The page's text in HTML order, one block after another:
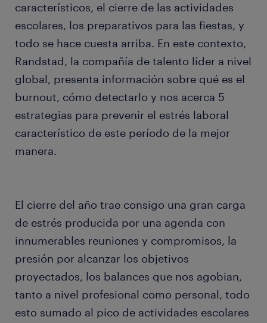
característicos, el cierre de las actividades
escolares, los preparativos para las fiestas, y
todo se hace cuesta arriba. En este contexto,
Randstad, la compañía de talento líder a nivel
global, presenta información sobre qué es el
burnout, cómo detectarlo y nos acerca 5
estrategias para prevenir el estrés laboral
característico de este período de la mejor
manera.
El cierre del año trae consigo una gran carga
de estrés producida por una agenda con
innumerables reuniones y compromisos, la
presión por alcanzar los objetivos
proyectados, los balances que nos agobian,
tanto a nivel profesional como personal, todo
esto sumado al pico de actividades escolares